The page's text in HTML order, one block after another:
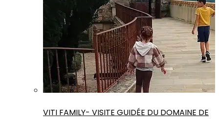
VITI FAMILY- VISITE GUIDÉE DU DOMAINE DE